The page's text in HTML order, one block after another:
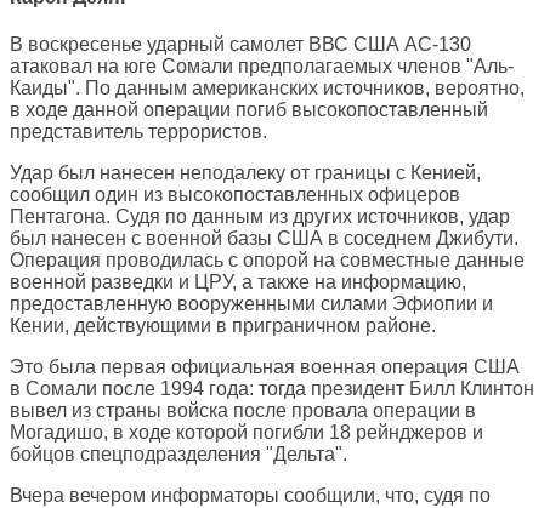
В воскресенье ударный самолет ВВС США AC-130
атаковал на юге Сомали предполагаемых членов "Аль-
Каиды". По данным американских источников, вероятно,
в ходе данной операции погиб высокопоставленный
представитель террористов.
Удар был нанесен неподалеку от границы с Кенией,
сообщил один из высокопоставленных офицеров
Пентагона. Судя по данным из других источников, удар
был нанесен с военной базы США в соседнем Джибути.
Операция проводилась с опорой на совместные данные
военной разведки и ЦРУ, а также на информацию,
предоставленную вооруженными силами Эфиопии и
Кении, действующими в приграничном районе.
Это была первая официальная военная операция США
в Сомали после 1994 года: тогда президент Билл Клинтон
вывел из страны войска после провала операции в
Могадишо, в ходе которой погибли 18 рейнджеров и
бойцов спецподразделения "Дельта".
Вчера вечером информаторы сообщили, что, судя по